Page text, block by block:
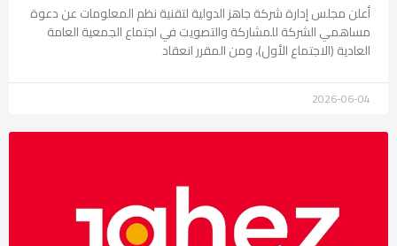
أعلن مجلس إدارة شركة جاهز الدولية لتقنية نظم المعلومات عن دعوة
مساهمي الشركة للمشاركة والتصويت في اجتماع الجمعية العامة
العادية (الاجتماع الأول)، ومن المقرر انعقاد
2026-06-04